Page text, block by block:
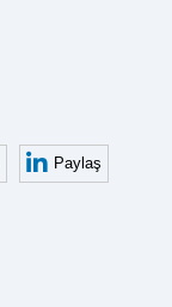
Paylaş